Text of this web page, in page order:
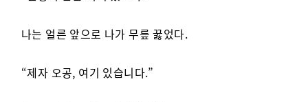
나는 얼른 앞으로 나가 무릎 꿇었다.
“제자 오공, 여기 있습니다.”